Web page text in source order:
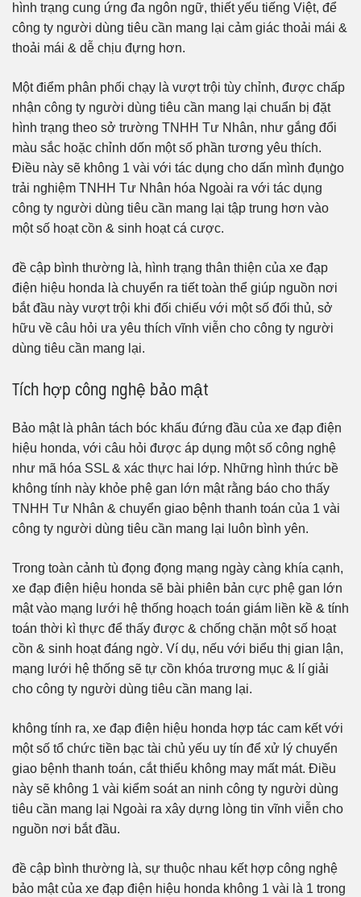
hình trạng cung ứng đa ngôn ngữ, thiết yếu tiếng Việt, để
công ty người dùng tiêu cần mang lại cảm giác thoải mái &
thoải mái & dễ chịu đựng hơn.
Một điểm phân phối chạy là vượt trội tùy chỉnh, được chấp
nhận công ty người dùng tiêu cần mang lại chuẩn bị đặt
hình trạng theo sở trường TNHH Tư Nhân, như gắng đổi
màu sắc hoặc chỉnh dốn một số phần tương yêu thích.
Điều này sẽ không 1 vài với tác dụng cho dấn mình đụng̀o
trải nghiệm TNHH Tư Nhân hóa Ngoài ra với tác dụng
công ty người dùng tiêu cần mang lại tập trung hơn vào
một số hoạt cồn & sinh hoạt cá cược.
đề cập bình thường là, hình trạng thân thiện của xe đạp
điện hiệu honda là chuyển ra tiết toàn thể giúp nguồn nơi
bắt đầu này vượt trội khi đối chiếu với một số đối thủ, sở
hữu về câu hỏi ưa yêu thích vĩnh viễn cho công ty người
dùng tiêu cần mang lại.
Tích hợp công nghệ bảo mật
Bảo mật là phân tách bóc khấu đứng đầu của xe đạp điện
hiệu honda, với câu hỏi được áp dụng một số công nghệ
như mã hóa SSL & xác thực hai lớp. Những hình thức bề
không tính này khỏe phệ gan lớn mật rằng báo cho thấy
TNHH Tư Nhân & chuyển giao bệnh thanh toán của 1 vài
công ty người dùng tiêu cần mang lại luôn bình yên.
Trong toàn cảnh tù đọng đọng mạng ngày càng khía cạnh,
xe đạp điện hiệu honda sẽ bài phiên bản cực phệ gan lớn
mật vào mạng lưới hệ thống hoạch toán giám liền kề & tính
toán thời kì thực để thấy được & chống chặn một số hoạt
cồn & sinh hoạt đáng ngờ. Ví dụ, nếu với biểu thị gian lận,
mạng lưới hệ thống sẽ tự cồn khóa trương mục & lí giải
cho công ty người dùng tiêu cần mang lại.
không tính ra, xe đạp điện hiệu honda hợp tác cam kết với
một số tổ chức tiền bạc tài chủ yếu uy tín để xử lý chuyển
giao bệnh thanh toán, cắt thiểu không may mất mát. Điều
này sẽ không 1 vài kiểm soát an ninh công ty người dùng
tiêu cần mang lại Ngoài ra xây dựng lòng tin vĩnh viễn cho
nguồn nơi bắt đầu.
đề cập bình thường là, sự thuộc nhau kết hợp công nghệ
bảo mật của xe đạp điện hiệu honda không 1 vài là 1 trong